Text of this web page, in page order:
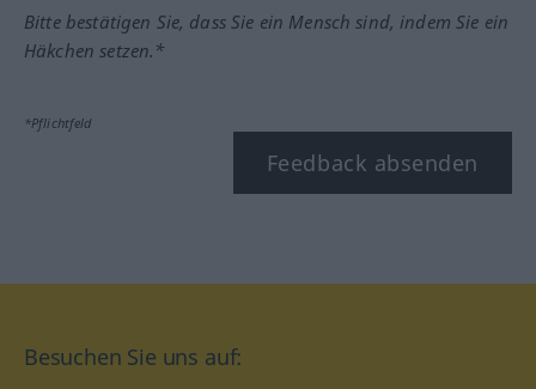
Bitte bestätigen Sie, dass Sie ein Mensch sind, indem Sie ein
Häkchen setzen.*
*Pflichtfeld
Feedback absenden
Besuchen Sie uns auf: